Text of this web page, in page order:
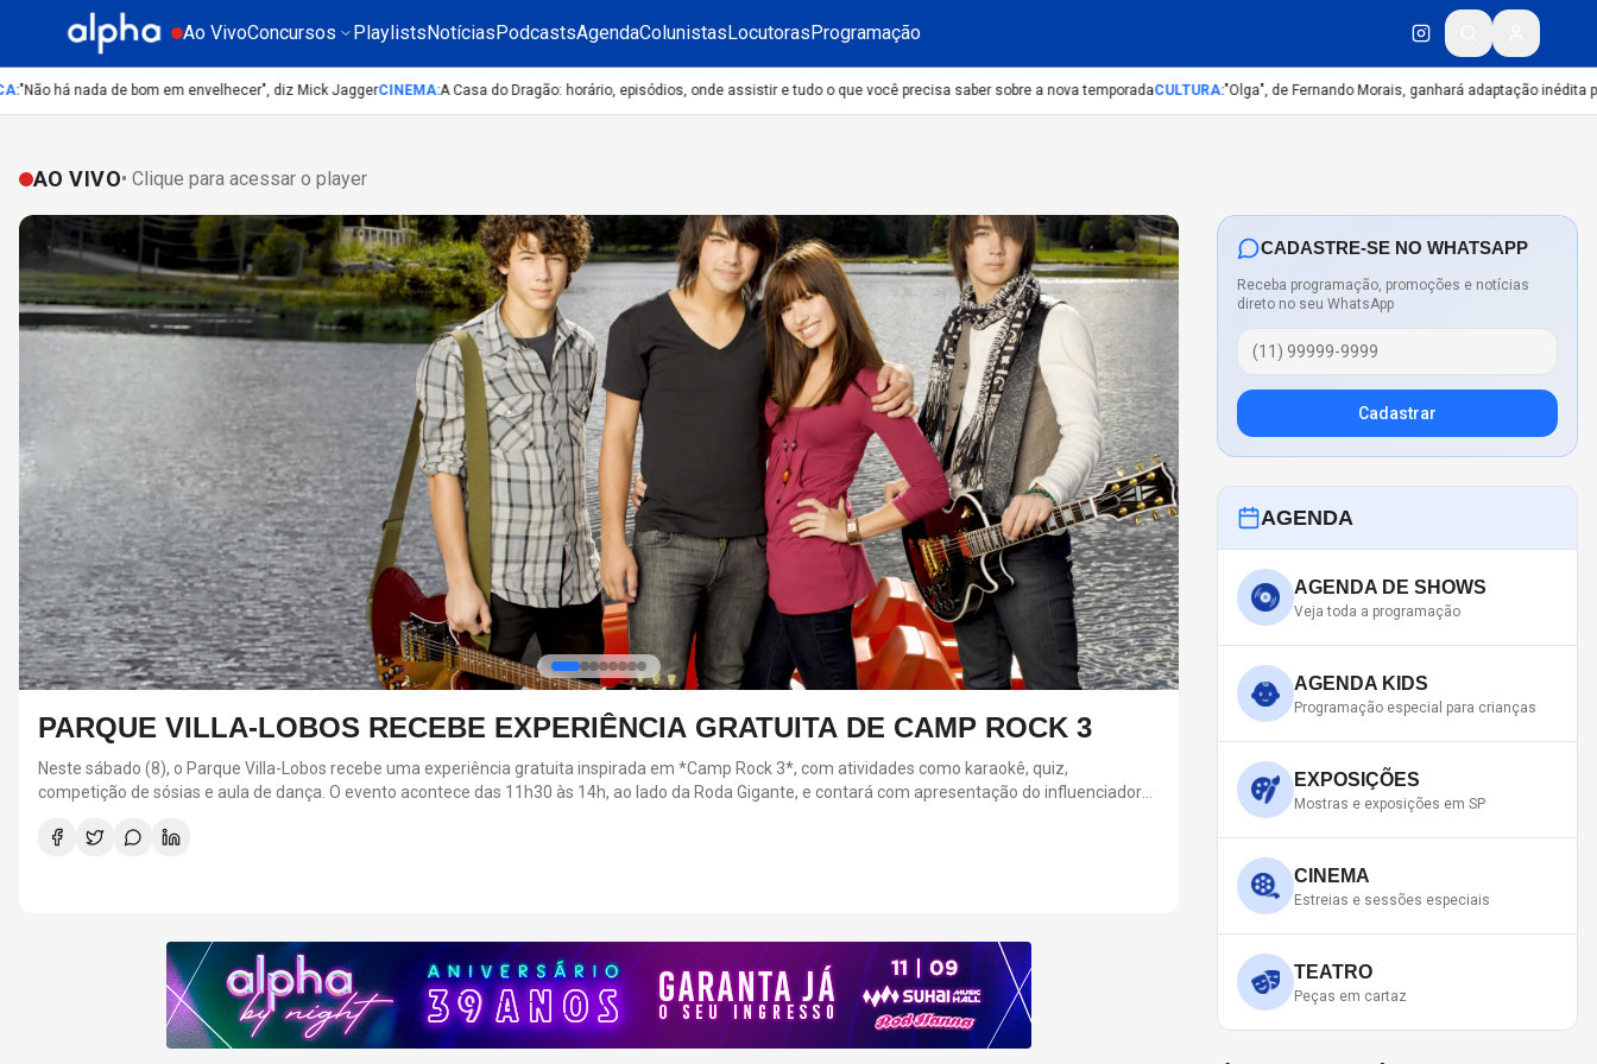
Ao VivoConcursos PlaylistsNotíciasPodcastsAgendaColunistasLocutorasProgramação
há nada de bom em envelhecer", diz Mick JaggerCINEMA:A Casa do Dragão: horário, episódios, onde assistir e tudo o que você precisa saber sobre a nova temporadaCULTURA:"Olga", de Fernando Morais, ganhará adaptação inédita para
AO VIVO• Clique para acessar o player
PARQUE VILLA-LOBOS RECEBE EXPERIÊNCIA GRATUITA DE CAMP ROCK 3
Neste sábado (8), o Parque Villa-Lobos recebe uma experiência gratuita inspirada em *Camp Rock 3*, com atividades como karaokê, quiz,
competição de sósias e aula de dança. O evento acontece das 11h30 às 14h, ao lado da Roda Gigante, e contará com apresentação do influenciador
Lovato e os Jonas Brothers.
CAT CAFÉS PARA
Os cat cafés conquistaram São Paulo ao unir
muitos desses espaços destinam parte da renda para o cuidado dos
Gateria Cat Café, Angry Cat Coffee Shop, Ronron Cat
Pinheiros, Vila Mariana e Vila Leopoldina.
CADASTRE-SE NO WHATSAPP
Receba programação, promoções e notícias
direto no seu WhatsApp
Cadastrar
AGENDA
AGENDA DE SHOWS
Veja toda a programação
AGENDA KIDS
Programação especial para crianças
EXPOSIÇÕES
Mostras e exposições em SP
CINEMA
Estreias e sessões especiais
TEATRO
Peças em cartaz